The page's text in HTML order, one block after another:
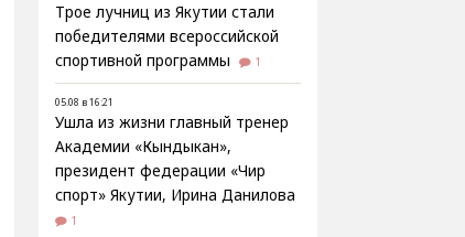
Трое лучниц из Якутии стали
победителями всероссийской
спортивной программы
1
05.08 в 16:21
Ушла из жизни главный тренер
Академии «Кындыкан»,
президент федерации «Чир
спорт» Якутии, Ирина Данилова
1